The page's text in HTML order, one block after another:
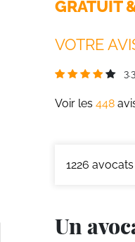
GRATUIT
VOTRE
3.3
Voir les 448
1226
Un